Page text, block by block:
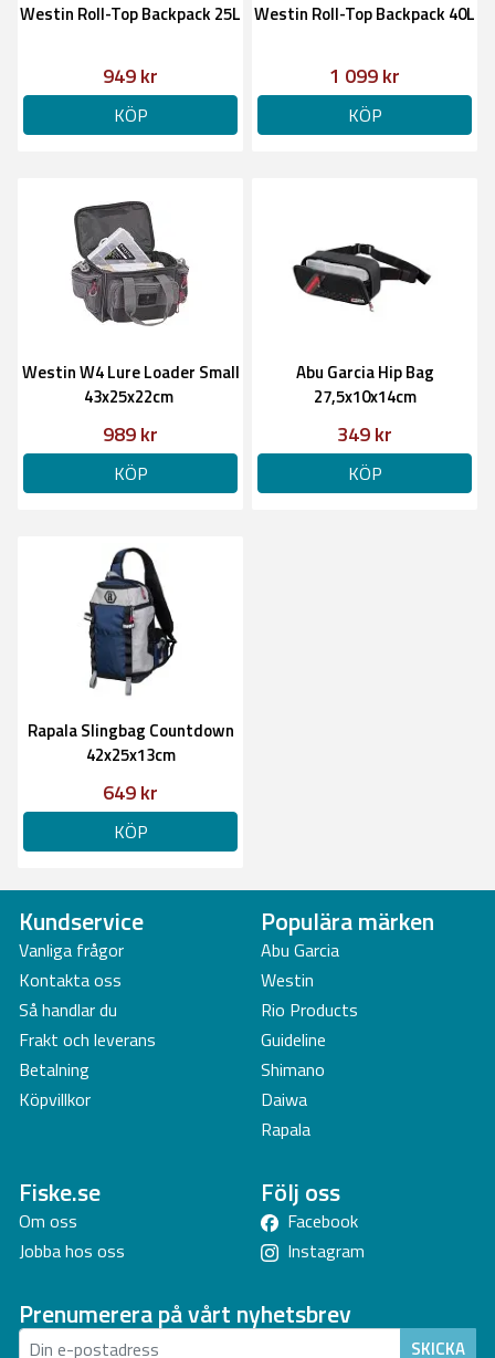
Westin Roll-Top Backpack 25L
949 kr
KÖP
Westin Roll-Top Backpack 40L
1 099 kr
KÖP
Westin W4 Lure Loader Small
43x25x22cm
989 kr
KÖP
Abu Garcia Hip Bag
27,5x10x14cm
349 kr
KÖP
Rapala Slingbag Countdown
42x25x13cm
649 kr
KÖP
Kundservice
Vanliga frågor
Kontakta oss
Så handlar du
Frakt och leverans
Betalning
Köpvillkor
Populära märken
Abu Garcia
Westin
Rio Products
Guideline
Shimano
Daiwa
Rapala
Fiske.se
Om oss
Jobba hos oss
Följ oss
Facebook
Instagram
Prenumerera på vårt nyhetsbrev
SKICKA